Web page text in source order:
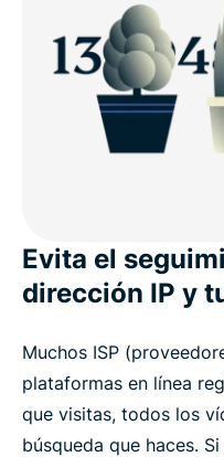
Evita el
dirección IP y
Muchos ISP
plataformas en línea
que visitas, todos los
búsqueda que haces.